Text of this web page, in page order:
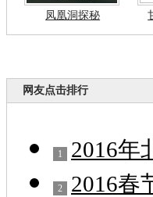
凤凰洞探秘
网友点击排行
1 2016年
2 2016春